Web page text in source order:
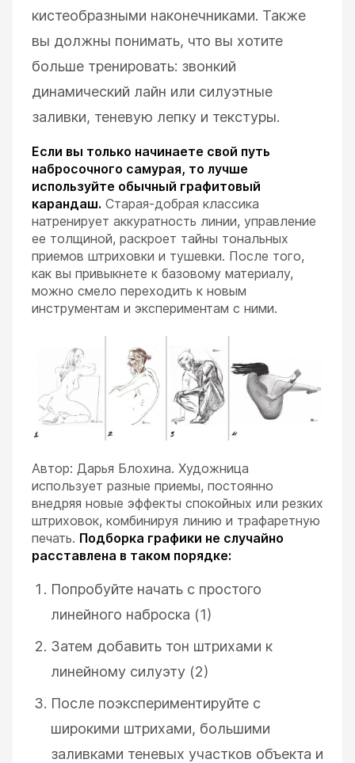
кистеобразными наконечниками. Также
вы должны понимать, что вы хотите
больше тренировать: звонкий
динамический лайн или силуэтные
заливки, теневую лепку и текстуры.
Если вы только начинаете свой путь
набросочного самурая, то лучше
используйте обычный графитовый
карандаш. Старая-добрая классика
натренирует аккуратность линии, управление
ее толщиной, раскроет тайны тональных
приемов штриховки и тушевки. После того,
как вы привыкнете к базовому материалу,
можно смело переходить к новым
инструментам и экспериментам с ними.
Автор: Дарья Блохина. Художница
использует разные приемы, постоянно
внедряя новые эффекты спокойных или резких
штриховок, комбинируя линию и трафаретную
печать. Подборка графики не случайно
расставлена в таком порядке:
Попробуйте начать с простого
линейного наброска (1)
Затем добавить тон штрихами к
линейному силуэту (2)
После поэкспериментируйте с
широкими штрихами, большими
заливками теневых участков объекта и